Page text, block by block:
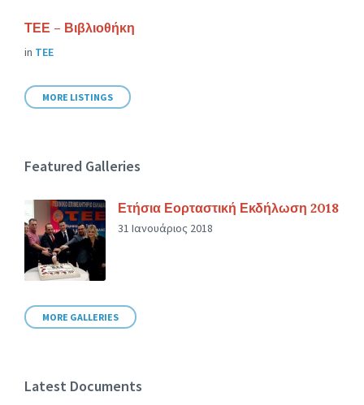
ΤΕΕ – Βιβλιοθήκη
in ΤΕΕ
MORE LISTINGS
Featured Galleries
Ετήσια Εορταστική Εκδήλωση 2018
31 Ιανουάριος 2018
MORE GALLERIES
Latest Documents